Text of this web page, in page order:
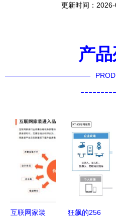
更新时间：
产
互联网家装
狂飙的256